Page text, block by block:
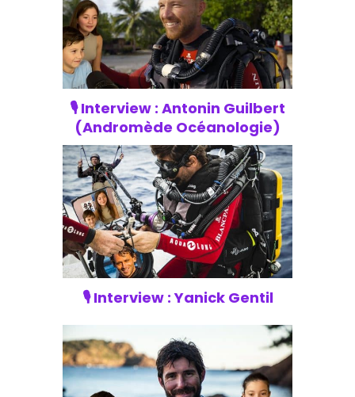
🎙️ Interview : Antonin Guilbert
(Andromède Océanologie)
🎙️ Interview : Yanick Gentil